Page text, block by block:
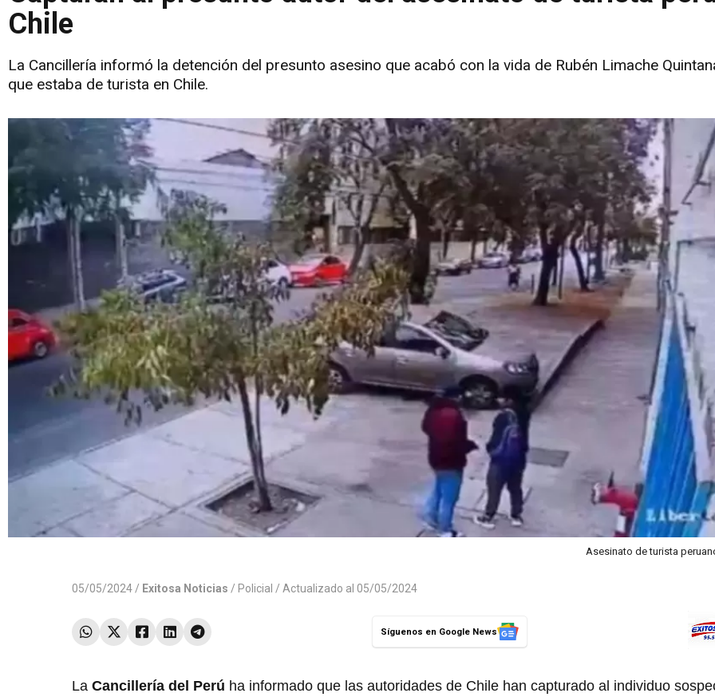
Chile
La Cancillería informó la detención del presunto asesino que acabó con la vida de Rubén Limache
que estaba de turista en Chile.
Asesinato de turista
05/05/2024 / Exitosa Noticias / Policial / Actualizado al 05/05/2024
Síguenos en Google News
La Cancillería del Perú ha informado que las autoridades de Chile han capturado al individuo